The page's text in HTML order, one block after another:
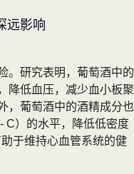
远影响
。研究表明，葡萄酒中的
降低血压，减少血小板聚
，葡萄酒中的酒精成分也
C）的水平，降低低密度
于维持心血管系统的健